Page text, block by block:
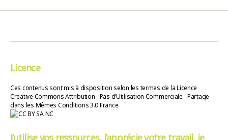
Licence
Ces contenus sont mis à disposition selon les termes de la Licence
Creative Commons Attribution - Pas d’Utilisation Commerciale - Partage
dans les Mêmes Conditions 3.0 France.